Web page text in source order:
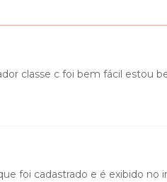
classe c foi bem fácil estou
foi cadastrado e é exibido no